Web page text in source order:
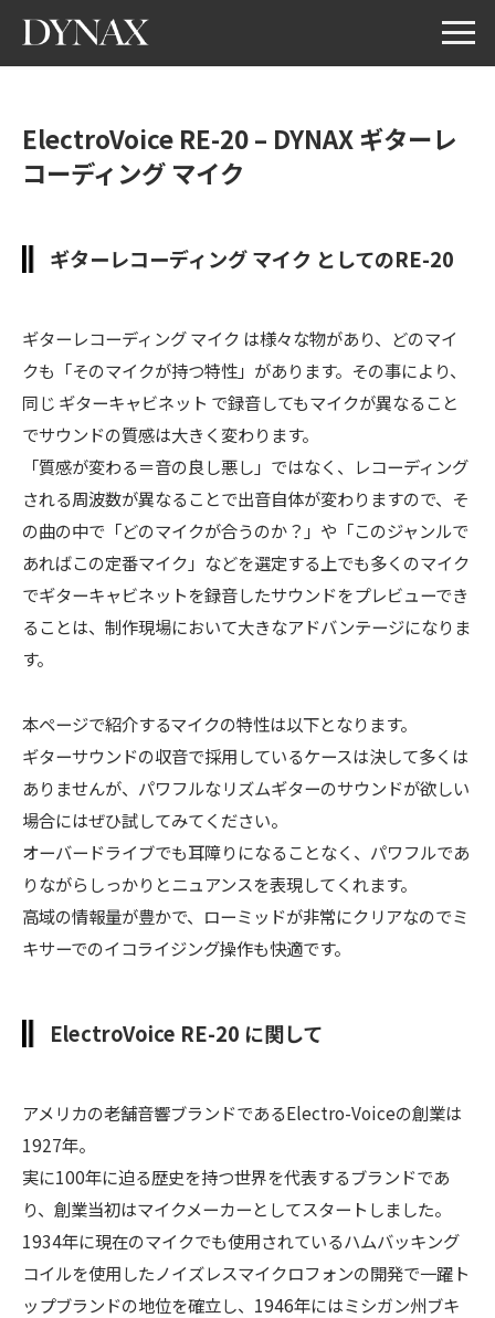
ElectroVoice RE-20 – DYNAX ギターレ
コーディング マイク
ギターレコーディング マイク としてのRE-20
ギターレコーディング マイク は様々な物があり、どのマイ
クも「そのマイクが持つ特性」があります。その事により、
同じ ギターキャビネット で録音してもマイクが異なること
でサウンドの質感は大きく変わります。
「質感が変わる＝音の良し悪し」ではなく、レコーディング
される周波数が異なることで出音自体が変わりますので、そ
の曲の中で「どのマイクが合うのか？」や「このジャンルで
あればこの定番マイク」などを選定する上でも多くのマイク
でギターキャビネットを録音したサウンドをプレビューでき
ることは、制作現場において大きなアドバンテージになりま
す。
本ページで紹介するマイクの特性は以下となります。
ギターサウンドの収音で採用しているケースは決して多くは
ありませんが、パワフルなリズムギターのサウンドが欲しい
場合にはぜひ試してみてください。
オーバードライブでも耳障りになることなく、パワフルであ
りながらしっかりとニュアンスを表現してくれます。
高域の情報量が豊かで、ローミッドが非常にクリアなのでミ
キサーでのイコライジング操作も快適です。
ElectroVoice RE-20 に関して
アメリカの老舗音響ブランドであるElectro-Voiceの創業は
1927年。
実に100年に迫る歴史を持つ世界を代表するブランドであ
り、創業当初はマイクメーカーとしてスタートしました。
1934年に現在のマイクでも使用されているハムバッキング
コイルを使用したノイズレスマイクロフォンの開発で一躍ト
ップブランドの地位を確立し、1946年にはミシガン州ブキ